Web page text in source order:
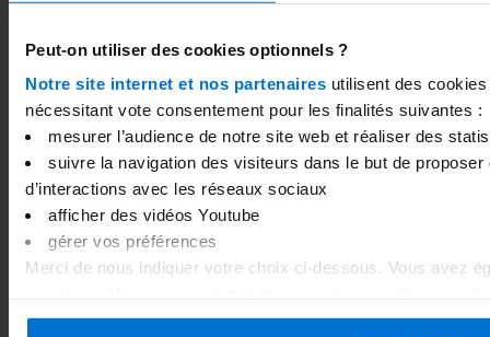
Peut-on utiliser des cookies optionnels ?
Notre site internet et nos partenaires utilisent des
nécessitant vote consentement pour les finalités suivantes :
mesurer l’audience de notre site web et réaliser des
suivre la navigation des visiteurs dans le but de
d’interactions avec les réseaux sociaux
afficher des vidéos Youtube
gérer vos préférences
Merci de nous indiquer votre choix ci-dessous. Vous avez
inséré au bas de chaque page du site internet. Pour plus
La différence entre le capital social et les capitaux
propres d’une entreprise